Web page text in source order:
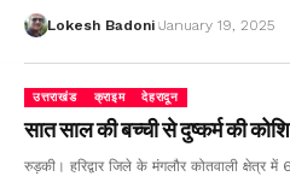
Lokesh Badoni January 19, 2025
उत्तराखंड क्राइम देहरादून
सात साल की बच्ची से दुष्कर्म की
रुड़की। हरिद्वार जिले के मंगलौर कोतवाली क्षेत्र में